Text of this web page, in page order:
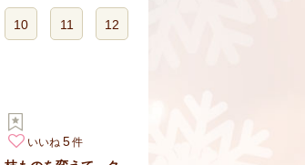
10 11 12
いいね 5